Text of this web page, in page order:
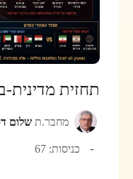
תחזית מדינית-
מחבר.ת שלום
כניסות: 67